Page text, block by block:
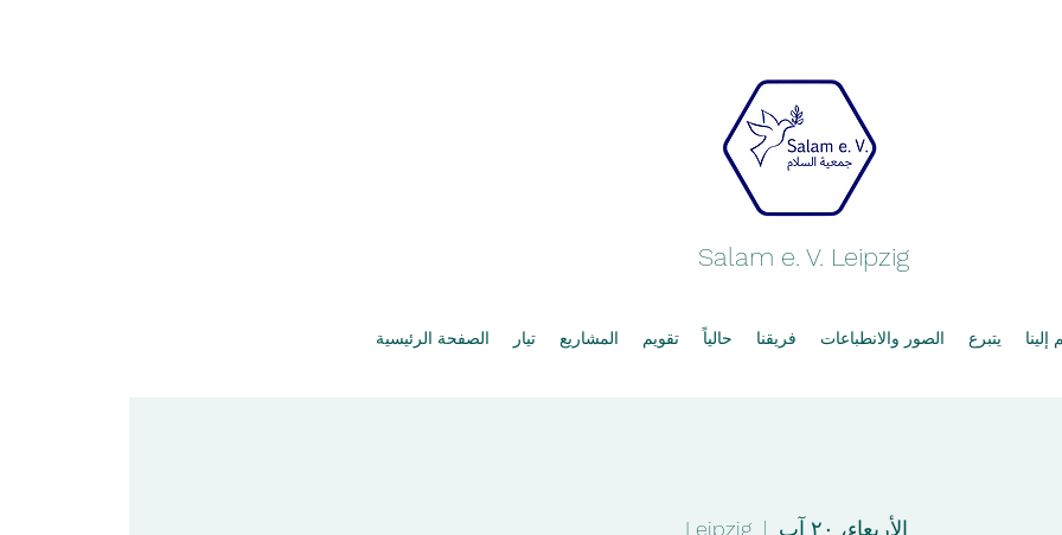
Salam e. V. Leipzig
الصفحة الرئيسية تيار المشاريع تقويم حالياً فريقنا الصور والانطباعات يتبرع
الأربعاء، ٢٠ آب
  |
Leipzig